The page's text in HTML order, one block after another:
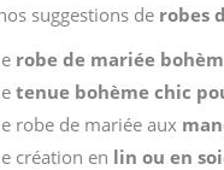
suggestions de robes
robe de mariée
tenue bohème chic
robe de mariée aux
création en lin ou en